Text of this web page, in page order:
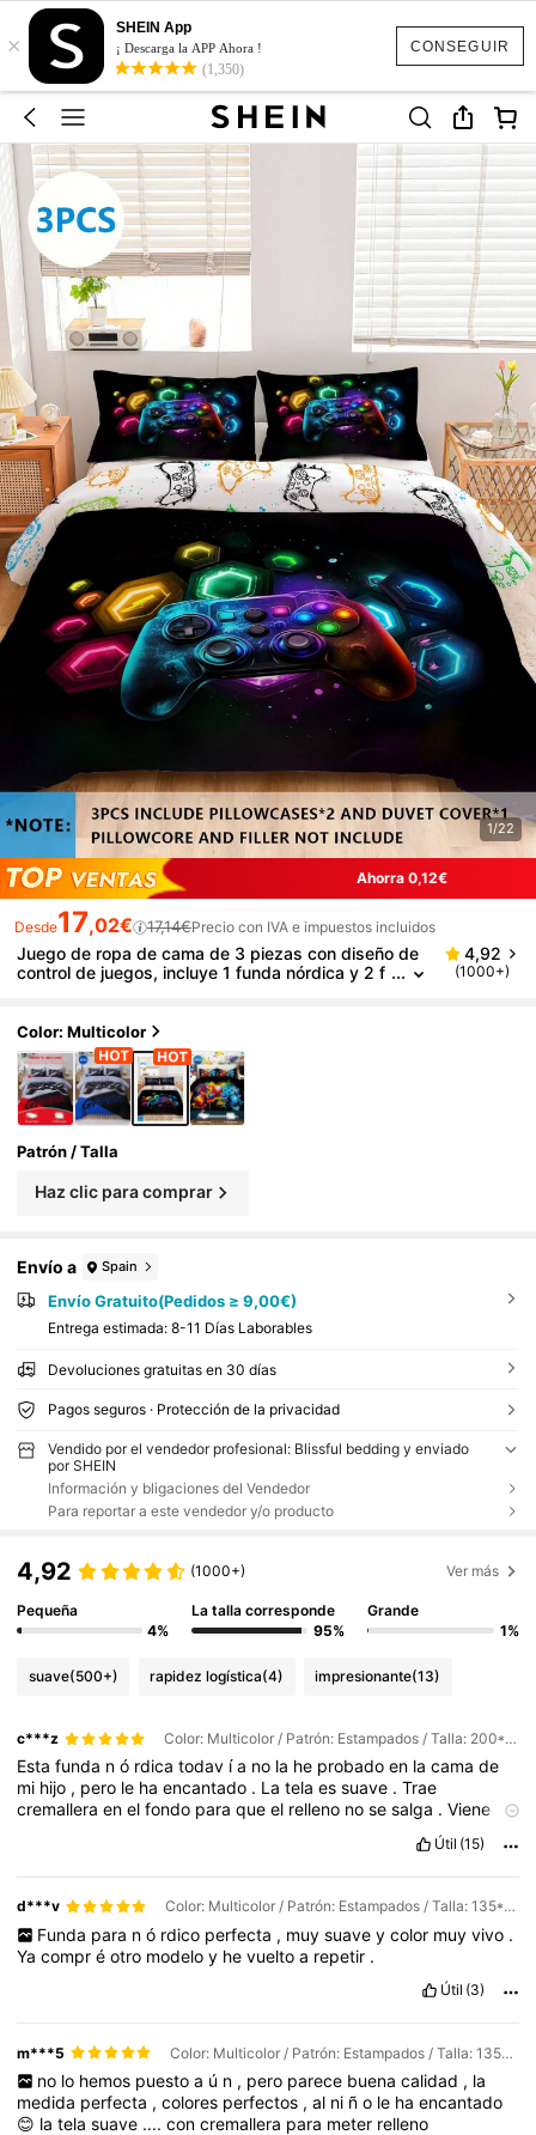
CONSEGUIR
×
SHEIN App
¡ Descarga la APP Ahora !
(1,350)
1/22
Ahorra 0,12€
Desde17,02€ 17,14€Precio con IVA e impuestos incluidos
Juego de ropa de cama de 3 piezas con diseño de
control de juegos, incluye 1 funda nórdica y 2 f
4,92
(1000+)
Color: Multicolor
Patrón / Talla
Haz clic para comprar
Envío a Spain
Envío Gratuito(Pedidos ≥ 9,00€)
Entrega estimada: 8-11 Días Laborables
Devoluciones gratuitas en 30 días
Pagos seguros · Protección de la privacidad
Vendido por el vendedor profesional: Blissful bedding y enviado
por SHEIN
Información y bligaciones del Vendedor
Para reportar a este vendedor y/o producto
4,92 (1000+) Ver más
Pequeña
4%
La talla corresponde
95%
Grande
1%
suave(500+) rapidez logística(4) impresionante(13)
c***z Color: Multicolor / Patrón: Estampados / Talla: 200*230
Estafunda nó rdicatodav ía no la he probadoen lacamade
mi hijo , pero le haencantado . Latelaessuave .Trae
cremalleraenelfondo paraqueel relleno nosesalga .Viene
Lavadlapor
separadoporquedatinte.Tenedencuentalasmedidasdel
rellenon ó rdico no dela cama . Dadmelike os he ayudado
.
Útil (15)
d***v Color: Multicolor / Patrón: Estampados / Talla: 135*200
Funda para n ó rdico perfecta , muy suave y color muy vivo .
Yacompréotro modeloy hevueltoa repetir .
Útil (3)
m***5 Color: Multicolor / Patrón: Estampados / Talla: 135*200
no lo hemos puesto a ú n , pero parece buena calidad , la
medida perfecta ,colores perfectos ,al ni ño le haencantado
😊 latelasuave ....concremallera para meter relleno